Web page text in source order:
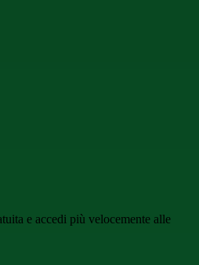
e accedi più velocemente alle